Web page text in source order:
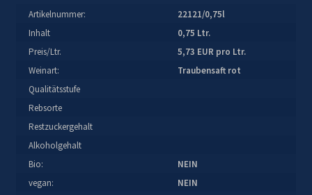
Artikelnummer:
22121/0,75l
Inhalt
0,75 Ltr.
Preis/Ltr.
5,73 EUR pro Ltr.
Weinart:
Traubensaft rot
Qualitätsstufe
Rebsorte
Restzuckergehalt
Alkoholgehalt
Bio:
NEIN
vegan:
NEIN